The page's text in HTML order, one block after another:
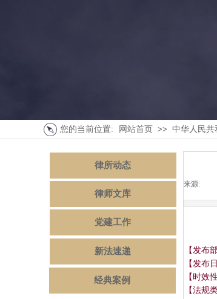
网站首页 >> 中华人民共
您的当前位置:
来源:
【发布
【发布
【时效性
【法规
律所动态
律师文库
党建工作
新法速递
经典案例